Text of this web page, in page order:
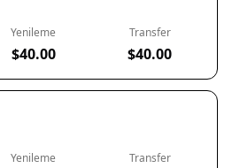
Yenileme
$40.00
Transfer
$40.00
Yenileme Transfer